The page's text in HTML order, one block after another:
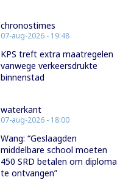
chronostimes
07-aug-2026 - 19:48
KPS treft extra maatregelen
vanwege verkeersdrukte
binnenstad
waterkant
07-aug-2026 - 18:00
Wang: “Geslaagden
middelbare school moeten
450 SRD betalen om diploma
te ontvangen”